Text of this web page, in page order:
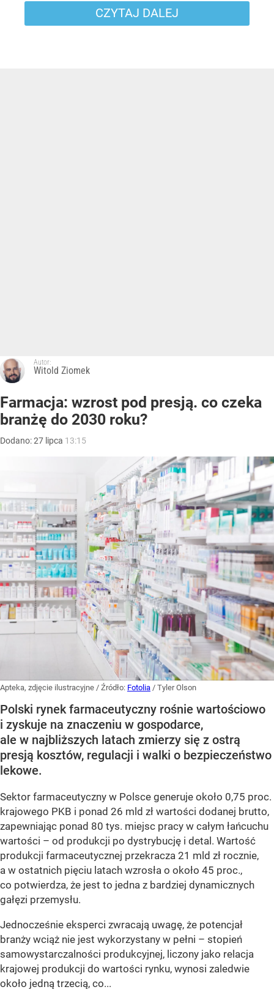
CZYTAJ DALEJ
Autor:
Witold Ziomek
Farmacja: wzrost pod presją. co czeka
branżę do 2030 roku?
Dodano:27 lipca 13:15
Apteka, zdjęcie ilustracyjne / Źródło: Fotolia / Tyler Olson
Polski rynek farmaceutyczny rośnie wartościowo
i zyskuje na znaczeniu w gospodarce,
ale w najbliższych latach zmierzy się z ostrą
presją kosztów, regulacji i walki o bezpieczeństwo
lekowe.
Sektor farmaceutyczny w Polsce generuje około 0,75 proc.
krajowego PKB i ponad 26 mld zł wartości dodanej brutto,
zapewniając ponad 80 tys. miejsc pracy w całym łańcuchu
wartości – od produkcji po dystrybucję i detal. Wartość
produkcji farmaceutycznej przekracza 21 mld zł rocznie,
a w ostatnich pięciu latach wzrosła o około 45 proc.,
co potwierdza, że jest to jedna z bardziej dynamicznych
gałęzi przemysłu.
Jednocześnie eksperci zwracają uwagę, że potencjał
branży wciąż nie jest wykorzystany w pełni – stopień
samowystarczalności produkcyjnej, liczony jako relacja
krajowej produkcji do wartości rynku, wynosi zaledwie
około jedną trzecią, co...